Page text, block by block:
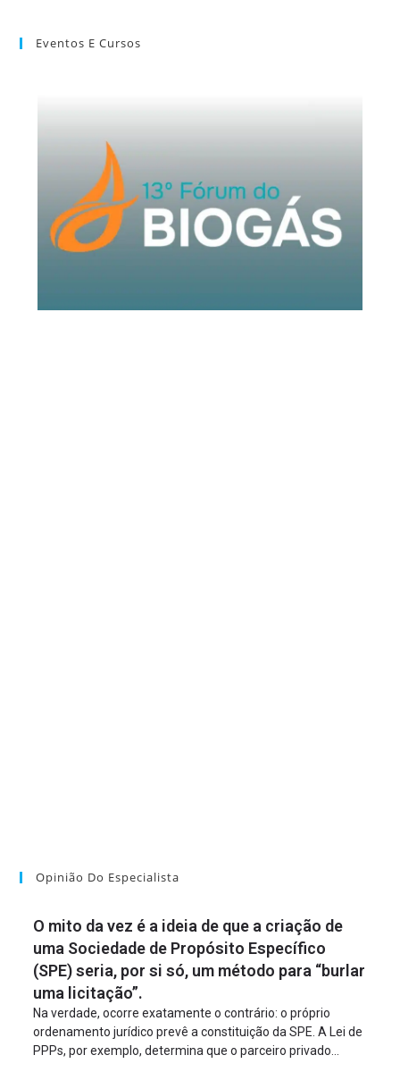
Eventos E Cursos
Opinião Do Especialista
O mito da vez é a ideia de que a criação de
uma Sociedade de Propósito Específico
(SPE) seria, por si só, um método para “burlar
uma licitação”.
Na verdade, ocorre exatamente o contrário: o próprio
ordenamento jurídico prevê a constituição da SPE. A Lei de
PPPs, por exemplo, determina que o parceiro privado